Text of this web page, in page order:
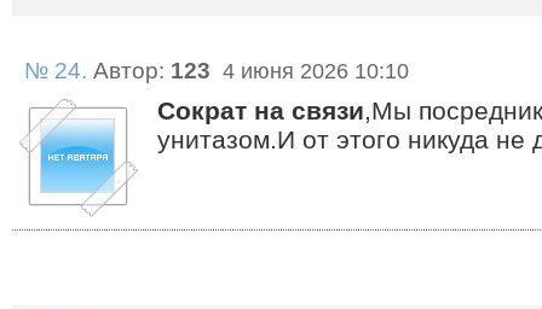
№ 24. Автор: 123 4 июня 2026 10:10
Сократ на связи ,Мы
унитазом.И от этого никуда не